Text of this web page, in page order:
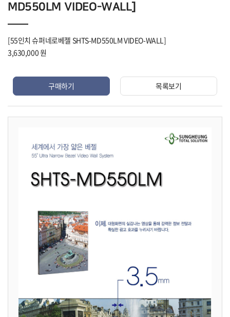
MD550LM VIDEO-WALL]
[55인치 슈퍼네로베젤 SHTS-MD550LM VIDEO-WALL]
3,630,000 원
구매하기 목록보기